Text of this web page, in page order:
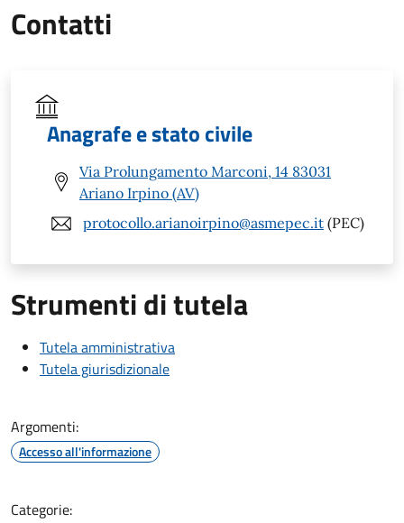
Contatti
Anagrafe e stato civile
Via Prolungamento Marconi, 14 83031
Ariano Irpino (AV)
protocollo.arianoirpino@asmepec.it (PEC)
Strumenti di tutela
Tutela amministrativa
Tutela giurisdizionale
Argomenti:
Accesso all'informazione
Categorie: